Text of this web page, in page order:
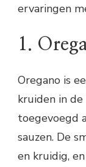
ervaringen
1.
Oregano is
kruiden in
toegevoegd
sauzen. De
en kruidig,